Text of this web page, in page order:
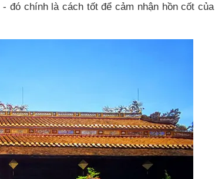
đó chính là cách tốt để cảm nhận hồn cốt của